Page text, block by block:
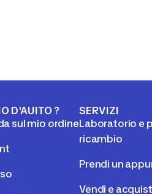
D'AUITO ?
sul mio ordine
SERVIZI
Laboratorio e
ricambio
Prendi un
Vendi e